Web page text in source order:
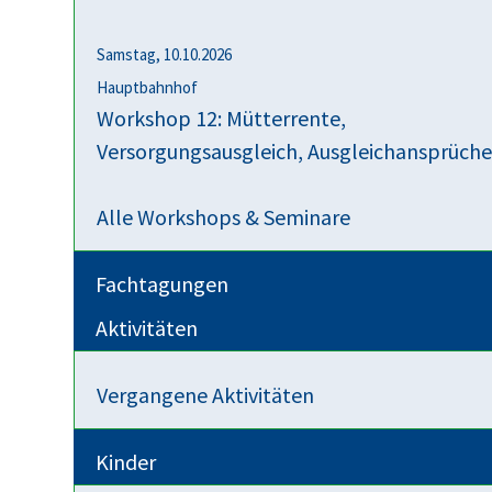
Samstag, 10.10.2026
Hauptbahnhof
Workshop 12: Mütterrente,
Versorgungsausgleich, Ausgleichansprüche
Alle Workshops & Seminare
Fachtagungen
Aktivitäten
Vergangene Aktivitäten
Kinder